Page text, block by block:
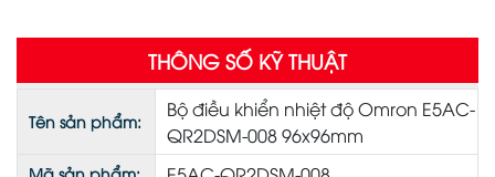
THÔNG SỐ KỸ THUẬT
Tên sản phẩm:
Bộ điều khiển nhiệt độ Omron E5AC-
QR2DSM-008 96x96mm